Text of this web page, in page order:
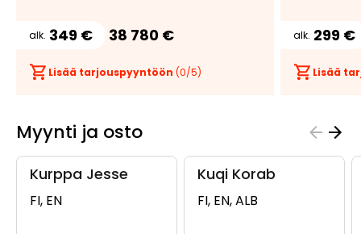
alk. 349 € 38 780 €
Lisää tarjouspyyntöön (0/5)
alk. 299 €
Lisää
Myynti ja osto
Kurppa Jesse
FI, EN
Kuqi Korab
FI, EN, ALB